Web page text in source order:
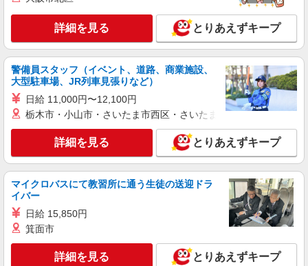
郡山市＊医療現場を支える看護助手＊嬉しい高
時給◎研修あり
時給1450円〜2062円 ＜日払い有/週払い有/交
通費全支給(ガソリン代含む)＞
郡山市内｜郡山駅
キープ 詳細を見る
アスケア訪問入浴 郡山
看護師（訪問入浴）
月給258,000円〜274,000円（地域による） 別
途交通費支給（30000円上限/月） 別途残業手当
（月平均残業時間20時間）残業代全額支給
アスケア訪問入浴 郡山 福島県郡山市桑野二
キープ 詳細を見る
詳細を見る とりあえずキープ
警備員スタッフ（イベント、道路、商業施設、
大型駐車場、JR列車見張りなど）
日給 11,000円〜12,100円
栃木市・小山市・さいたま市西区・さいたま市岩槻区・久喜市・
詳細を見る とりあえずキープ
マイクロバスにて教習所に通う生徒の送迎ドラ
イバー
日給 15,850円
箕面市
詳細を見る とりあえずキープ